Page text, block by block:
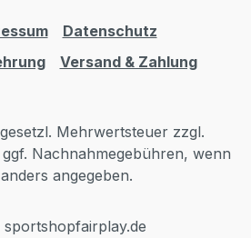
Datenschutz
Versand & Zahlung
Mehrwertsteuer zzgl.
Nachnahmegebühren, wenn
angegeben.